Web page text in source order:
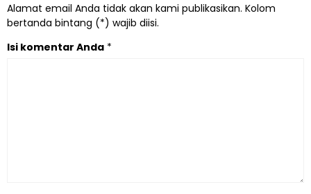
Alamat email Anda tidak akan kami publikasikan. Kolom
bertanda bintang (*) wajib diisi.
Isi komentar Anda *